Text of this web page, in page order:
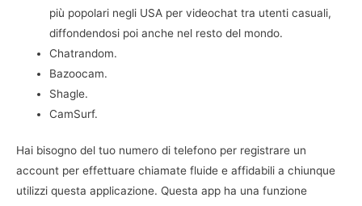
più popolari negli USA per videochat tra utenti casuali,
diffondendosi poi anche nel resto del mondo.
Chatrandom.
Bazoocam.
Shagle.
CamSurf.
Hai bisogno del tuo numero di telefono per registrare un
account per effettuare chiamate fluide e affidabili a chiunque
utilizzi questa applicazione. Questa app ha una funzione